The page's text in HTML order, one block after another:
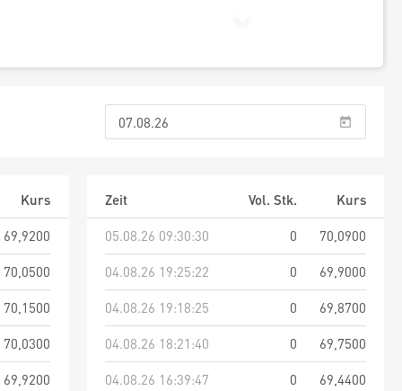
Kurs
69,9200
70,0500
70,1500
70,0300
69,9200
Zeit Vol. Stk.
Kurs
05.08.26 09:30:30
0
70,0900
04.08.26 19:25:22
0
69,9000
04.08.26 19:18:25
0
69,8700
04.08.26 18:21:40
0
69,7500
04.08.26 16:39:47
0 69,4400